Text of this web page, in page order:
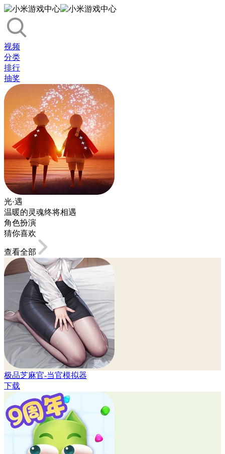
视频
分类
排行
抽奖
光·遇
温暖的灵魂终将相遇
角色扮演
猜你喜欢
查看全部
极品芝麻官-当官模拟器
下载